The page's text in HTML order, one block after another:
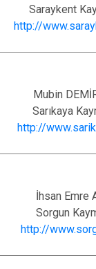
Saraykent
http://
Mubin
Sarıkaya
http://
İhsan Emre
Sorgun
http://